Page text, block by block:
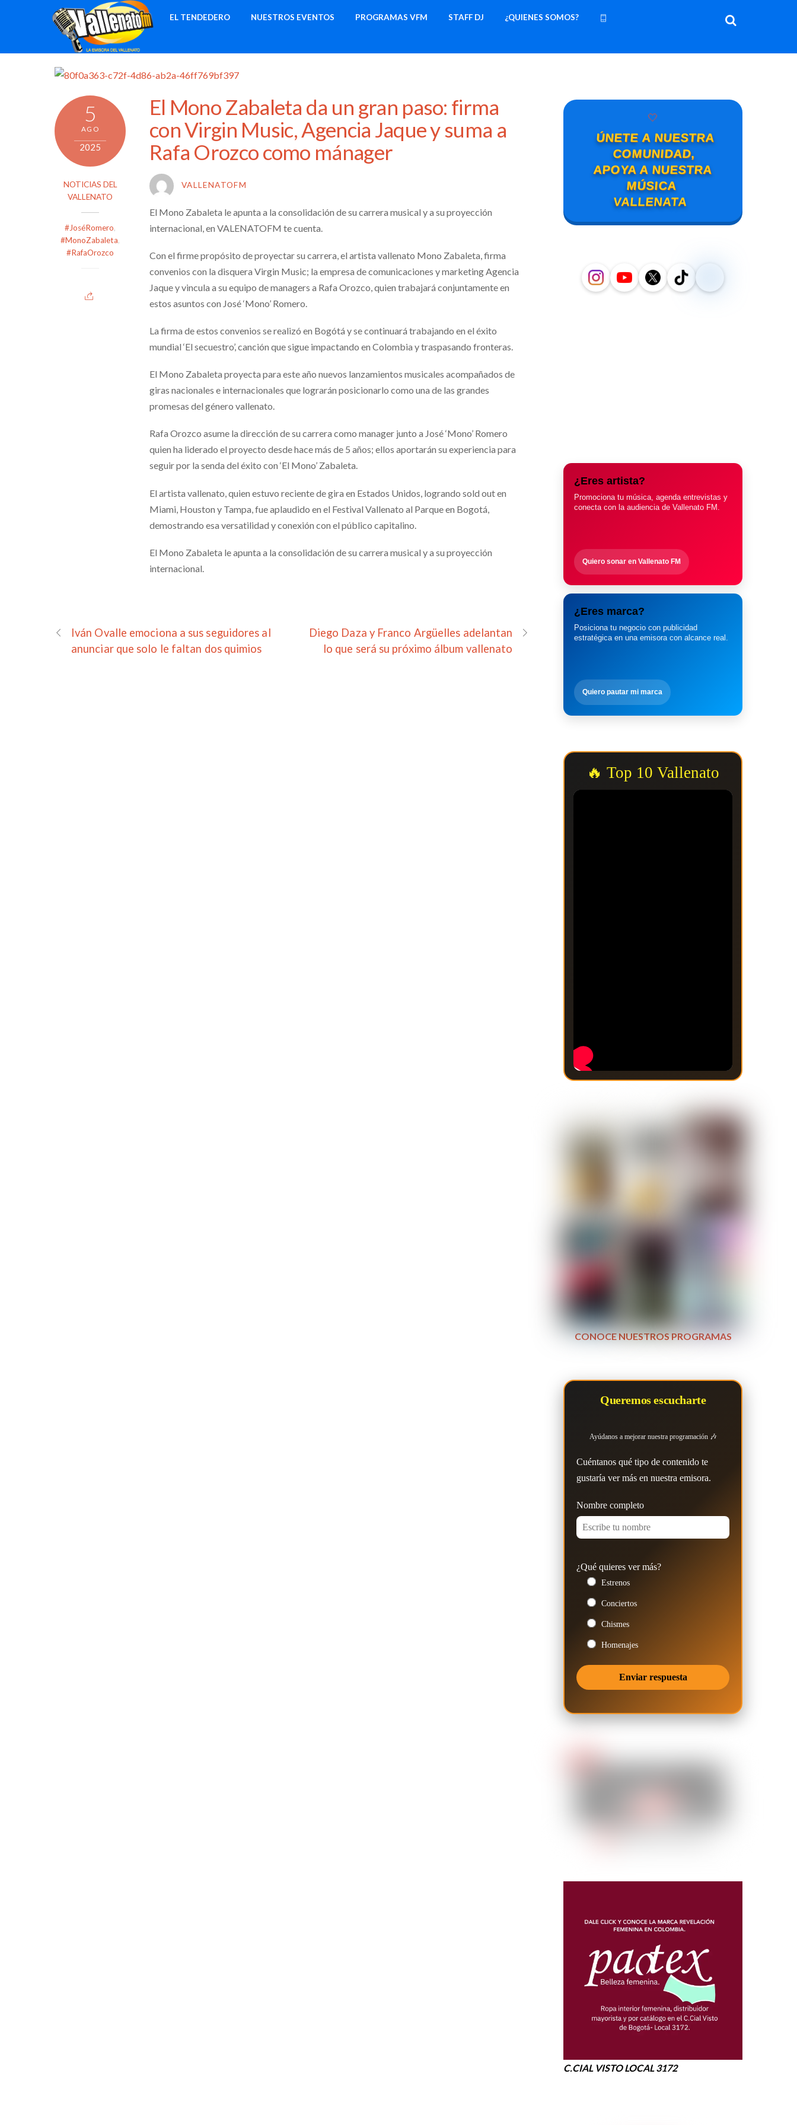
EL TENDEDERO NUESTROS EVENTOS PROGRAMAS VFM STAFF DJ ¿QUIENES SOMOS?
5
AGO
2025
NOTICIAS DEL
VALLENATO
#JoséRomero,
#MonoZabaleta,
#RafaOrozco
El Mono Zabaleta da un gran paso: firma
con Virgin Music, Agencia Jaque y suma a
Rafa Orozco como mánager
VALLENATOFM
El Mono Zabaleta le apunta a la consolidación de su carrera musical y a su proyección
internacional, en VALENATOFM te cuenta.
Con el firme propósito de proyectar su carrera, el artista vallenato Mono Zabaleta, firma
convenios con la disquera Virgin Music; la empresa de comunicaciones y marketing Agencia
Jaque y vincula a su equipo de managers a Rafa Orozco, quien trabajará conjuntamente en
estos asuntos con José ‘Mono’ Romero.
La firma de estos convenios se realizó en Bogótá y se continuará trabajando en el éxito
mundial ‘El secuestro’, canción que sigue impactando en Colombia y traspasando fronteras.
El Mono Zabaleta proyecta para este año nuevos lanzamientos musicales acompañados de
giras nacionales e internacionales que lograrán posicionarlo como una de las grandes
promesas del género vallenato.
Rafa Orozco asume la dirección de su carrera como manager junto a José ‘Mono’ Romero
quien ha liderado el proyecto desde hace más de 5 años; ellos aportarán su experiencia para
seguir por la senda del éxito con ‘El Mono’ Zabaleta.
El artista vallenato, quien estuvo reciente de gira en Estados Unidos, logrando sold out en
Miami, Houston y Tampa, fue aplaudido en el Festival Vallenato al Parque en Bogotá,
demostrando esa versatilidad y conexión con el público capitalino.
El Mono Zabaleta le apunta a la consolidación de su carrera musical y a su proyección
internacional.
Iván Ovalle emociona a sus seguidores al
anunciar que solo le faltan dos quimios
Diego Daza y Franco Argüelles adelantan
lo que será su próximo álbum vallenato
🤍
ÚNETE A NUESTRA
COMUNIDAD,
APOYA A NUESTRA
MÚSICA
VALLENATA
¿Eres artista?
Promociona tu música, agenda entrevistas y
conecta con la audiencia de Vallenato FM.
Quiero sonar en Vallenato FM
¿Eres marca?
Posiciona tu negocio con publicidad
estratégica en una emisora con alcance real.
Quiero pautar mi marca
🔥 Top 10 Vallenato
CONOCE NUESTROS PROGRAMAS
Queremos escucharte
Ayúdanos a mejorar nuestra programación 🎶
Cuéntanos qué tipo de contenido te
gustaría ver más en nuestra emisora.
Nombre completo
¿Qué quieres ver más?
Estrenos
Conciertos
Chismes
Homenajes
C.CIAL VISTO LOCAL 3172